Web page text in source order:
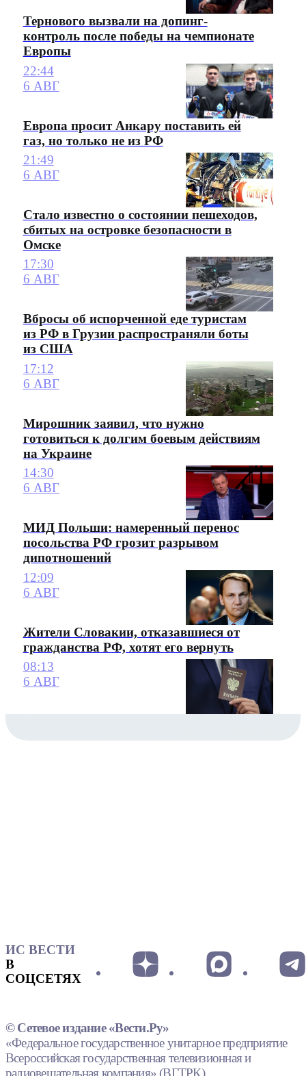
Тернового вызвали на допинг-
контроль после победы на чемпионате
Европы
22:44
6 АВГ
Европа просит Анкару поставить ей
газ, но только не из РФ
21:49
6 АВГ
Стало известно о состоянии пешеходов,
сбитых на островке безопасности в
Омске
17:30
6 АВГ
Вбросы об испорченной еде туристам
из РФ в Грузии распространяли боты
из США
17:12
6 АВГ
Мирошник заявил, что нужно
готовиться к долгим боевым действиям
на Украине
14:30
6 АВГ
МИД Польши: намеренный перенос
посольства РФ грозит разрывом
дипотношений
12:09
6 АВГ
Жители Словакии, отказавшиеся от
гражданства РФ, хотят его вернуть
08:13
6 АВГ
ИС ВЕСТИ
В
СОЦСЕТЯХ
© Сетевое издание «Вести.Ру»
«Федеральное государственное унитарное предприятие
Всероссийская государственная телевизионная и
радиовещательная компания» (ВГТРК).